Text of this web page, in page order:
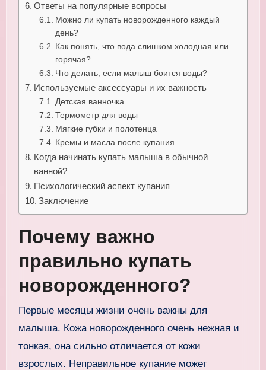
Ответы на популярные вопросы
Можно ли купать новорожденного каждый
день?
Как понять, что вода слишком холодная или
горячая?
Что делать, если малыш боится воды?
Используемые аксессуары и их важность
Детская ванночка
Термометр для воды
Мягкие губки и полотенца
Кремы и масла после купания
Когда начинать купать малыша в обычной
ванной?
Психологический аспект купания
Заключение
Почему важно
правильно купать
новорожденного?
Первые месяцы жизни очень важны для
малыша. Кожа новорожденного очень нежная и
тонкая, она сильно отличается от кожи
взрослых. Неправильное купание может